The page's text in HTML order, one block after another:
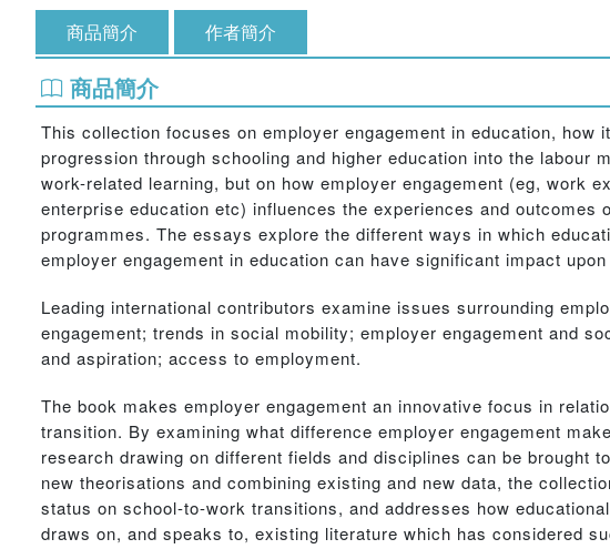
商品簡介 作者簡介
商品簡介
This collection focuses on employer engagement in education,
progression through schooling and higher education into the
work-related learning, but on how employer engagement (eg, work
enterprise education etc) influences the experiences and
programmes. The essays explore the different ways in which
employer engagement in education can have significant impact
Leading international contributors examine issues surrounding
engagement; trends in social mobility; employer engagement and
and aspiration; access to employment.
The book makes employer engagement an innovative focus in
transition. By examining what difference employer engagement
research drawing on different fields and disciplines can be brought
new theorisations and combining existing and new data, the
status on school-to-work transitions, and addresses how
draws on, and speaks to, existing literature which has considered